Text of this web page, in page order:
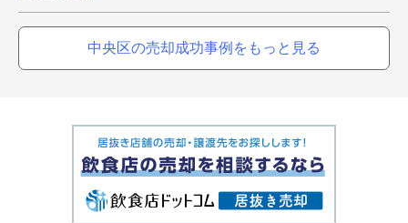
中央区の売却成功事例をもっと見る